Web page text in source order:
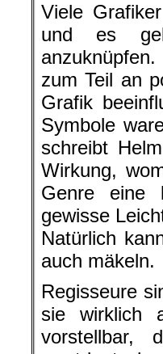
Viele
und es
zum Teil an
Grafik
Symbole
schreibt
Wirkung,
Genre eine
gewisse
Natürlich
auch mäkeln.
Regisseure
sie wirklich
vorstellbar,